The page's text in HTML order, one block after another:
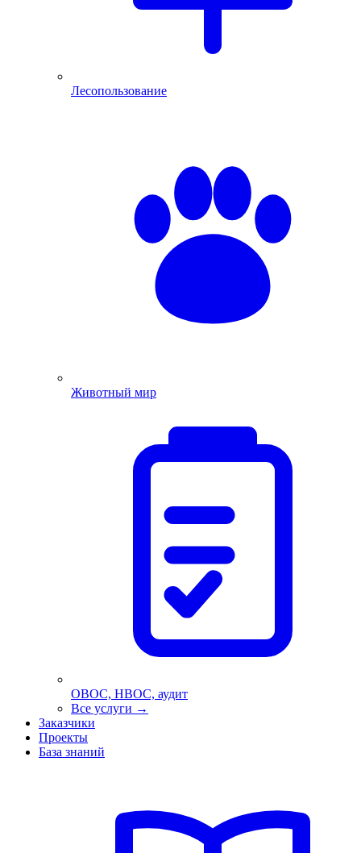
Лесопользование
Животный мир
ОВОС, НВОС, аудит
Все услуги →
Заказчики
Проекты
База знаний